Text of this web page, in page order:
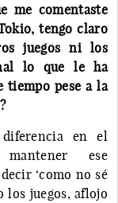
me comentaste
tengo claro
juegos ni los
lo que le ha
tiempo pese a la
en el
ese
‘como no sé
los juegos, aflojo